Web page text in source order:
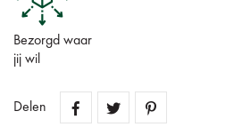
Bezorgd waar
jij wil
Delen